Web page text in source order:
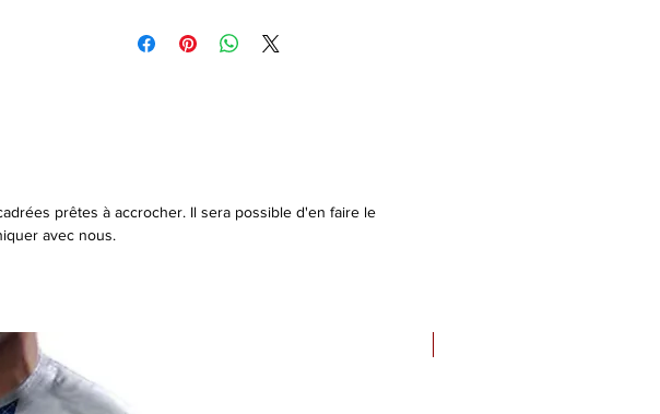
prêtes à accrocher. Il sera possible d'en faire le
avec nous.